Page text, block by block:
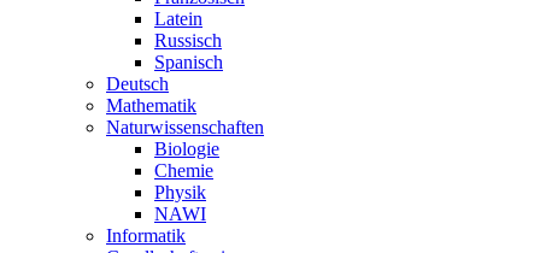
Latein
Russisch
Spanisch
Deutsch
Mathematik
Naturwissenschaften
Biologie
Chemie
Physik
NAWI
Informatik